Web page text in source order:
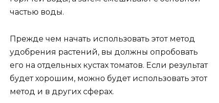
частью воды.
Прежде чем начать использовать этот метод
удобрения растений, вы должны опробовать
его на отдельных кустах томатов. Если результат
будет хорошим, можно будет использовать этот
метод и в других сферах.